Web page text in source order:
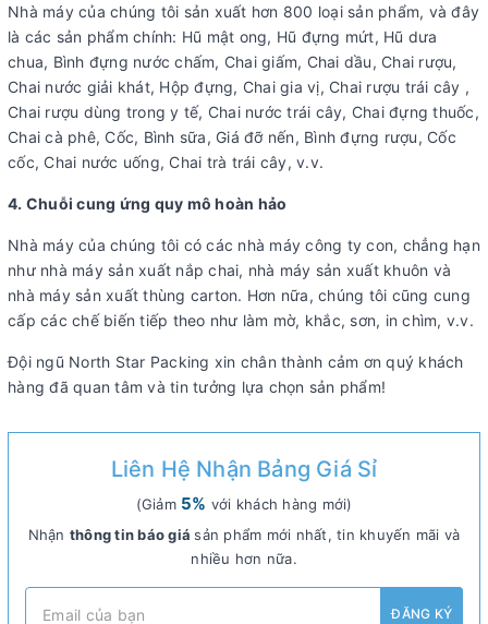
Nhà máy của chúng tôi sản xuất hơn 800 loại sản phẩm, và đây
là các sản phẩm chính: Hũ mật ong, Hũ đựng mứt, Hũ dưa
chua, Bình đựng nước chấm, Chai giấm, Chai dầu, Chai rượu,
Chai nước giải khát, Hộp đựng, Chai gia vị, Chai rượu trái cây ,
Chai rượu dùng trong y tế, Chai nước trái cây, Chai đựng thuốc,
Chai cà phê, Cốc, Bình sữa, Giá đỡ nến, Bình đựng rượu, Cốc
cốc, Chai nước uống, Chai trà trái cây, v.v.
4. Chuỗi cung ứng quy mô hoàn hảo
Nhà máy của chúng tôi có các nhà máy công ty con, chẳng hạn
như nhà máy sản xuất nắp chai, nhà máy sản xuất khuôn và
nhà máy sản xuất thùng carton. Hơn nữa, chúng tôi cũng cung
cấp các chế biến tiếp theo như làm mờ, khắc, sơn, in chìm, v.v.
Đội ngũ North Star Packing xin chân thành cảm ơn quý khách
hàng đã quan tâm và tin tưởng lựa chọn sản phẩm!
Liên Hệ Nhận Bảng Giá Sỉ
(Giảm 5% với khách hàng mới)
Nhận thông tin báo giásản phẩm mới nhất, tin khuyến mãi và
nhiều hơn nữa.
ĐĂNG KÝ